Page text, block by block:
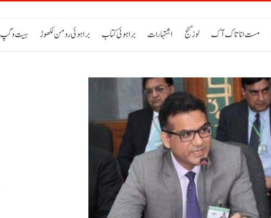
ہیت و گپ براہوئی رومن لکھوڑ براہوئی کتاب اشتہارات لوز گنج مست انا تاک آک